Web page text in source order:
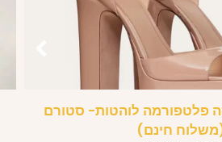
פלטפורמה לוהטות- סטורם
חינם)